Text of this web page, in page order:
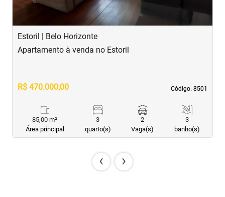
Estoril | Belo Horizonte
Código. 8501
Código. 8501
Apartamento à venda no Estoril
R$ 470.000,00
85,00 m²
Área principal
3
quarto(s)
2
Vaga(s)
3
banho(s)
‹ ›